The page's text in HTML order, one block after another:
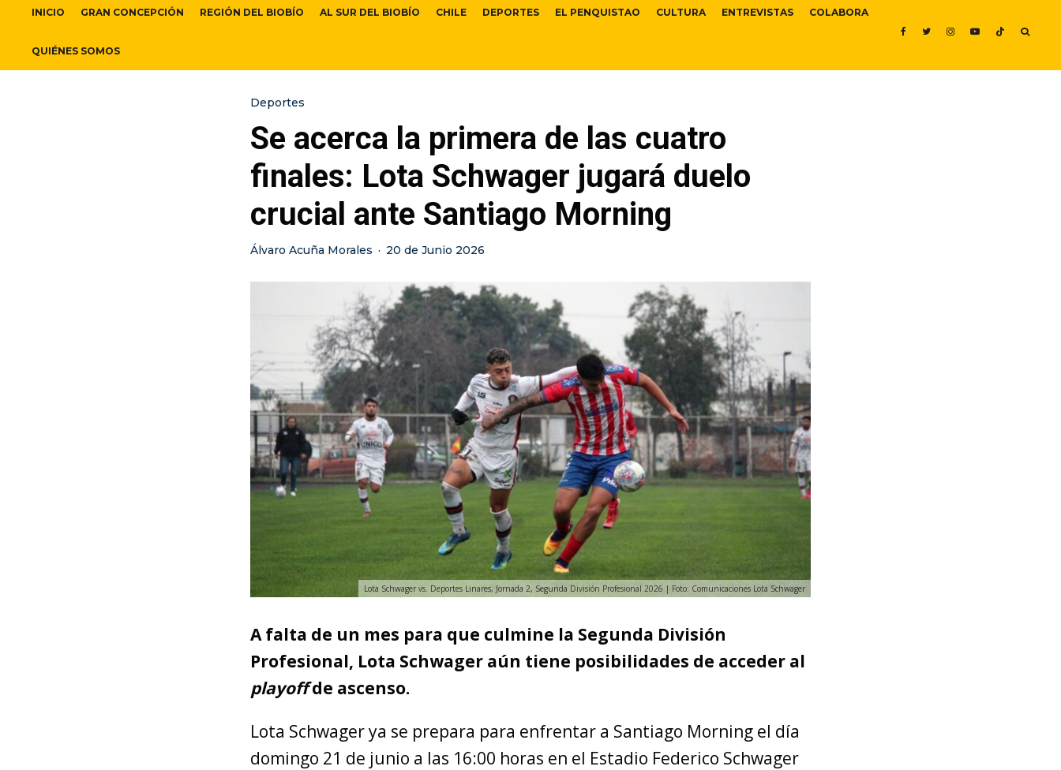
INICIO GRAN CONCEPCIÓN REGIÓN DEL BIOBÍO AL SUR DEL BIOBÍO CHILE DEPORTES EL PENQUISTAO CULTURA ENTREVISTAS COLABORA
QUIÉNES SOMOS
Deportes
Se acerca la primera de las cuatro
finales: Lota Schwager jugará duelo
crucial ante Santiago Morning
Álvaro Acuña Morales · 20 de Junio 2026
Lota Schwager vs. Deportes Linares, Jornada 2, Segunda División Profesional 2026 | Foto: Comunicaciones Lota Schwager
A falta de un mes para que culmine la Segunda División
Profesional, Lota Schwager aún tiene posibilidades de acceder al
playoffde ascenso.
Lota Schwager ya se prepara para enfrentar a Santiago Morning el día
domingo 21 de junio a las 16:00 horas en el Estadio Federico Schwager